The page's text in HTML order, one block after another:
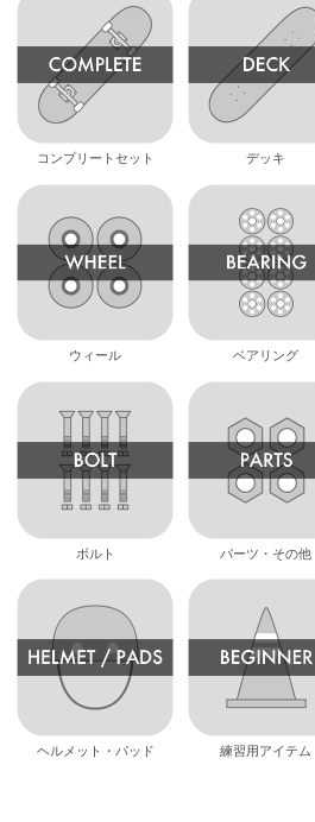
コンプリートセット デッキ
ウィール ベアリング
ボルト パーツ・その他
ヘルメット・パッド 練習用アイテム